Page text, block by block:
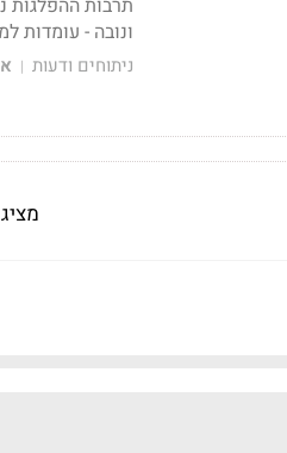
ונובה - עומדות
ניתוחים ודעות |
מציג דף